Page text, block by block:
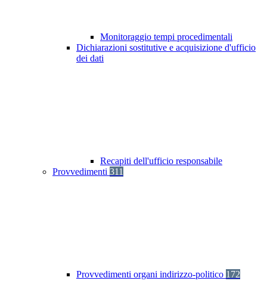
Monitoraggio tempi procedimentali
Dichiarazioni sostitutive e acquisizione d'ufficio
dei dati
Recapiti dell'ufficio responsabile
Provvedimenti 311
Provvedimenti organi indirizzo-politico 172